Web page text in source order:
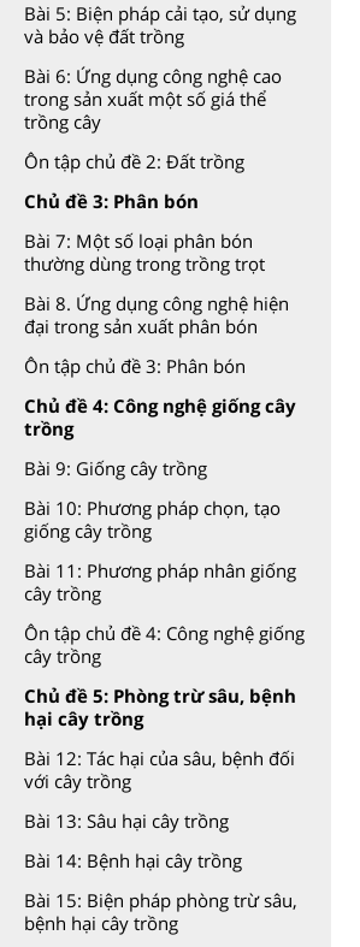
Bài 5: Biện pháp cải tạo, sử dụng
và bảo vệ đất trồng
Bài 6: Ứng dụng công nghệ cao
trong sản xuất một số giá thể
trồng cây
Ôn tập chủ đề 2: Đất trồng
Chủ đề 3: Phân bón
Bài 7: Một số loại phân bón
thường dùng trong trồng trọt
Bài 8. Ứng dụng công nghệ hiện
đại trong sản xuất phân bón
Ôn tập chủ đề 3: Phân bón
Chủ đề 4: Công nghệ giống cây
trồng
Bài 9: Giống cây trồng
Bài 10: Phương pháp chọn, tạo
giống cây trồng
Bài 11: Phương pháp nhân giống
cây trồng
Ôn tập chủ đề 4: Công nghệ giống
cây trồng
Chủ đề 5: Phòng trừ sâu, bệnh
hại cây trồng
Bài 12: Tác hại của sâu, bệnh đối
với cây trồng
Bài 13: Sâu hại cây trồng
Bài 14: Bệnh hại cây trồng
Bài 15: Biện pháp phòng trừ sâu,
bệnh hại cây trồng